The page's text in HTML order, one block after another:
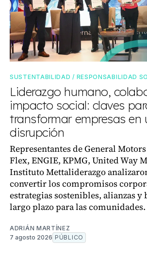
SUSTENTABILIDAD / RESPONSABILIDAD
Liderazgo humano,
impacto social: claves
transformar empresas en
disrupción
Representantes de General
Flex, ENGIE, KPMG, United Way
Instituto Mettaliderazgo
convertir los compromisos
estrategias sostenibles, alianzas y
largo plazo para las comunidades.
ADRIÁN MARTÍNEZ
7 agosto 2026 PÚBLICO